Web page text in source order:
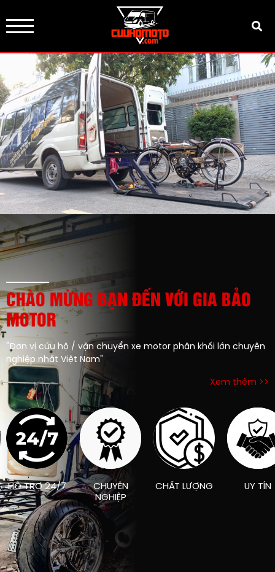
CHÀO MỪNG BẠN ĐẾN VỚI GIA BẢO
MOTOR
"Đơn vị cứu hộ / vận chuyển xe motor phân khối lớn chuyên
nghiệp nhất Việt Nam"
Xem thêm >>
HỖ TRỢ 24/7
CHUYÊN
NGHIỆP
CHẤT LƯỢNG UY TÍN